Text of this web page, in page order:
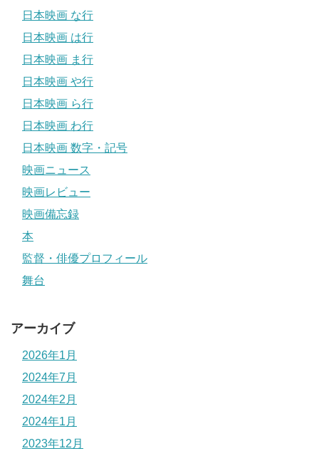
日本映画 な行
日本映画 は行
日本映画 ま行
日本映画 や行
日本映画 ら行
日本映画 わ行
日本映画 数字・記号
映画ニュース
映画レビュー
映画備忘録
本
監督・俳優プロフィール
舞台
アーカイブ
2026年1月
2024年7月
2024年2月
2024年1月
2023年12月